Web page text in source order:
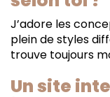
J’adore les
plein de styles
trouve toujours
Un site